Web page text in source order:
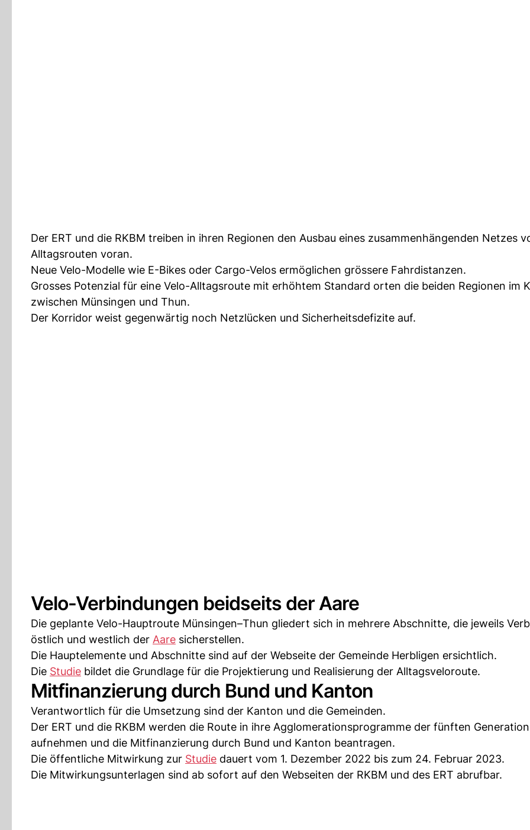
Der ERT und die RKBM treiben in ihren Regionen den Ausbau eines zusammenhängenden Netzes
Alltagsrouten voran.
Neue Velo-Modelle wie E-Bikes oder Cargo-Velos ermöglichen grössere Fahrdistanzen.
Grosses Potenzial für eine Velo-Alltagsroute mit erhöhtem Standard orten die beiden Regionen im
zwischen Münsingen und Thun.
Der Korridor weist gegenwärtig noch Netzlücken und Sicherheitsdefizite auf.
Velo-Verbindungen beidseits der Aare
Die geplante Velo-Hauptroute Münsingen–Thun gliedert sich in mehrere Abschnitte, die jeweils
östlich und westlich der Aare sicherstellen.
Die Hauptelemente und Abschnitte sind auf der Webseite der Gemeinde Herbligen ersichtlich.
Die Studie bildet die Grundlage für die Projektierung und Realisierung der Alltagsveloroute.
Mitfinanzierung durch Bund und Kanton
Verantwortlich für die Umsetzung sind der Kanton und die Gemeinden.
Der ERT und die RKBM werden die Route in ihre Agglomerationsprogramme der fünften
aufnehmen und die Mitfinanzierung durch Bund und Kanton beantragen.
Die öffentliche Mitwirkung zur Studie dauert vom 1. Dezember 2022 bis zum 24. Februar 2023.
Die Mitwirkungsunterlagen sind ab sofort auf den Webseiten der RKBM und des ERT abrufbar.